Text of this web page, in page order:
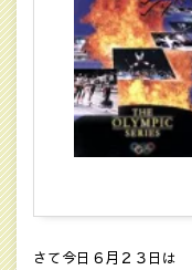
さて今日６月２３日は